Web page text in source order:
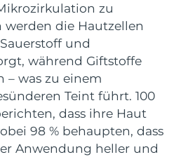
zu
die Hautzellen
und
während Giftstoffe
– was zu einem
Teint führt. 100
dass ihre Haut
98 % behaupten, dass
Anwendung heller und